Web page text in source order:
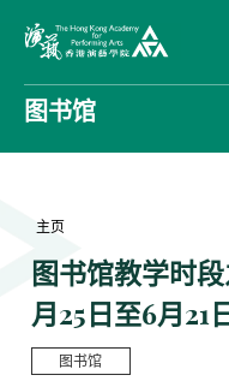
图书馆
主页
图书馆教学时
月25日至6月21
图书馆